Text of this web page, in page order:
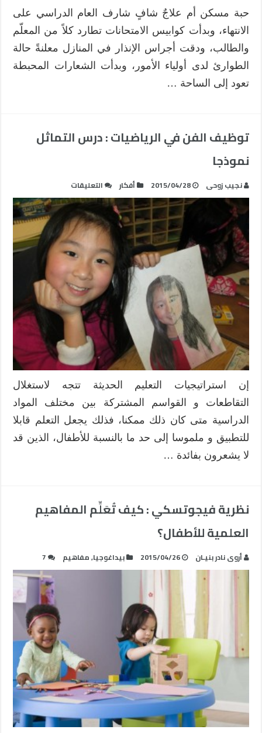
حبة مسكن أم علاجٌ شافٍ شارف العام الدراسي على
الانتهاء، وبدأت كوابيس الامتحانات تطارد كلاً من المعلّم
والطالب، ودقت أجراس الإنذار في المنازل معلنةً حالة
الطوارئ لدى أولياء الأمور، وبدأت الشعارات المحبطة
تعود إلى الساحة …
توظيف الفن في الرياضيات : درس التماثل
نموذجا
نجيب زوحى 2015/04/28 أفكار التعليقات
توظيف
الفن
في
الرياضيات
:
درس
التماثل
نموذجا
مغلقة
إن استراتيجيات التعليم الحديثة تتجه لاستغلال
التقاطعات و القواسم المشتركة بين مختلف المواد
الدراسية متى كان ذلك ممكنا، فذلك يجعل التعلم قابلا
للتطبيق و ملموسا إلى حد ما بالنسبة للأطفال، الذين قد
لا يشعرون بفائدة …
نظرية فيجوتسكي : كيف تُعَلِّم المفاهيم
العلمية للأطفال؟
أروى نادر بنيـان 2015/04/26 بيداغوجيا,مفاهيم 7